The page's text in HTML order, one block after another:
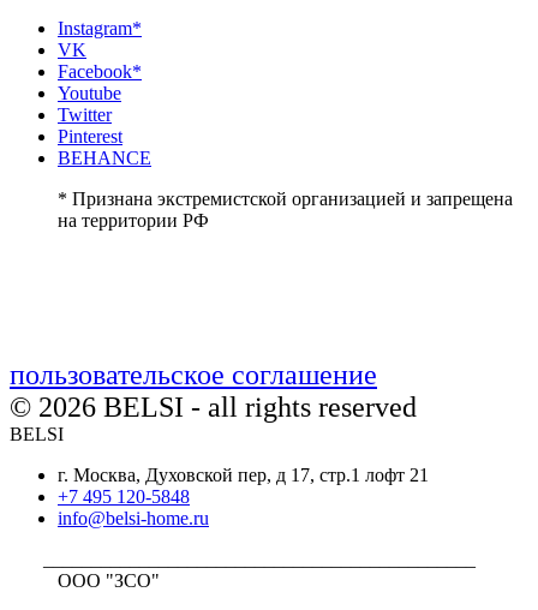
Instagram*
VK
Facebook*
Youtube
Twitter
Pinterest
BEHANCE
* Признана экстремистской организацией и запрещена
на территории РФ
пользовательское соглашение
© 2026 BELSI - all rights reserved
BELSI
г. Москва, Духовской пер, д 17, стр.1 лофт 21
+7 495 120-5848
info@belsi-home.ru
ООО "ЗСО"